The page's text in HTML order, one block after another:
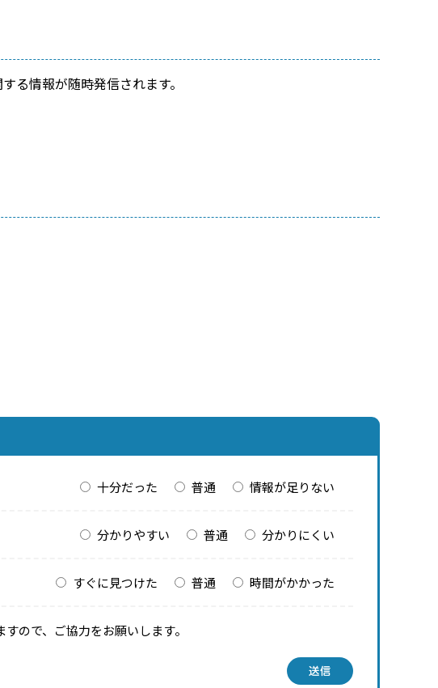
情報が随時発信されます。
十分だった 普通 情報が足りない
分かりやすい 普通 分かりにくい
すぐに見つけた 普通 時間がかかった
ので、ご協力をお願いします。
送信